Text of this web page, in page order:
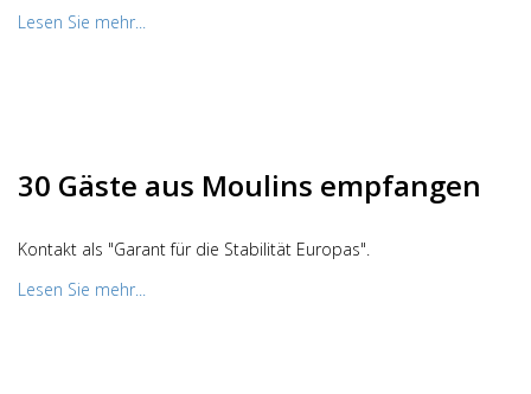
Lesen Sie mehr...
30 Gäste aus Moulins empfangen
Kontakt als "Garant für die Stabilität Europas".
Lesen Sie mehr...